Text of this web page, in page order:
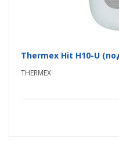
Thermex Hit H10-U
THERMEX